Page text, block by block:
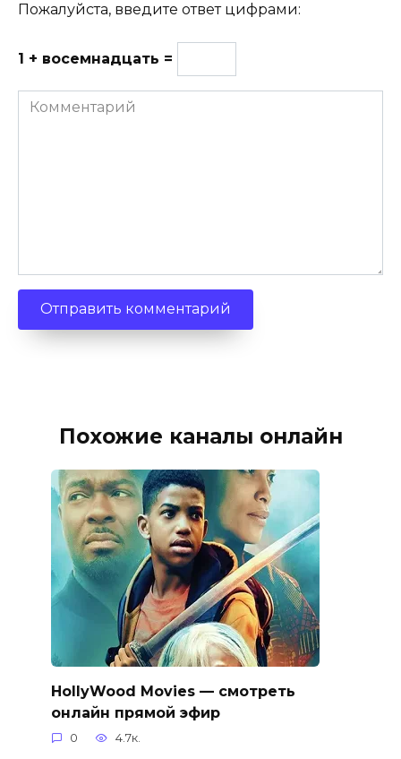
Пожалуйста, введите ответ цифрами:
1 + восемнадцать =
Комментарий
Похожие каналы онлайн
HollyWood Movies — смотреть
онлайн прямой эфир
0 4.7к.